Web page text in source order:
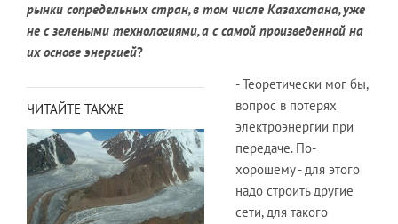
рынки сопредельных стран, в том числе Казахстана, уже
не с зелеными технологиями, а с самой произведенной на
их основе энергией?
ЧИТАЙТЕ ТАКЖЕ
- Теоретически мог бы,
вопрос в потерях
электроэнергии при
передаче. По-
хорошему - для этого
надо строить другие
сети, для такого